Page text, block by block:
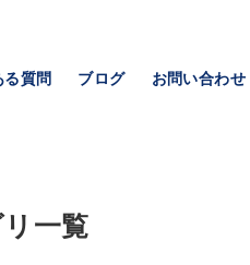
る質問 ブログ お問い合わせ
一覧